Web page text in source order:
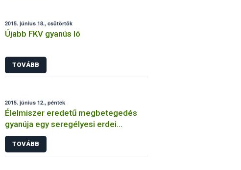
2015. június 18., csütörtök
Újabb FKV gyanús ló
TOVÁBB
2015. június 12., péntek
Élelmiszer eredetű megbetegedés
gyanúja egy seregélyesi erdei
iskolában
TOVÁBB